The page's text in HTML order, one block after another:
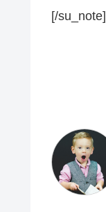
[/su_note]